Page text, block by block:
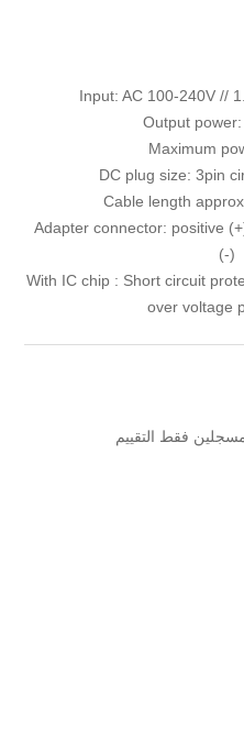
Input: AC 100-240V //
Output
Maximum
DC plug size: 3pin
Cable length
Adapter connector: positive
(-)
With IC chip : Short circuit
over voltage
فقط التقييم